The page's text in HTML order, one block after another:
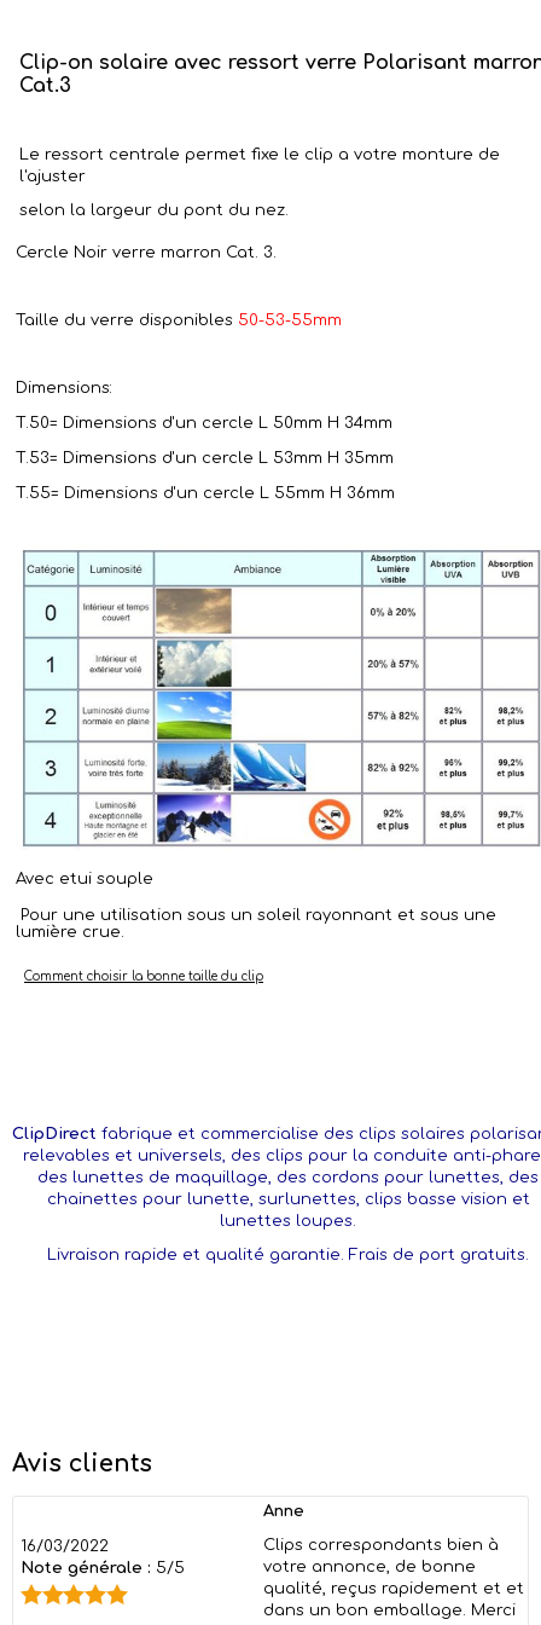
Clip-on solaire avec ressort verre Polarisant
Cat.3
Le ressort centrale permet fixe le clip a votre monture de
l'ajuster
selon la largeur du pont du nez.
Cercle Noir verre marron Cat. 3.
Taille du verre disponibles 50-53-55mm
Dimensions:
T.50= Dimensions d'un cercle L 50mm H 34mm
T.53= Dimensions d'un cercle L 53mm H 35mm
T.55= Dimensions d'un cercle L 55mm H 36mm
Avec etui souple
Pour une utilisation sous un soleil rayonnant et sous une
lumière crue.
Comment choisir la bonne taille du clip
ClipDirect fabrique et commercialise des clips solaires
relevables et universels, des clips pour la conduite anti-
des lunettes de maquillage, des cordons pour lunettes, des
chainettes pour lunette, surlunettes, clips basse vision et
lunettes loupes.
Livraison rapide et qualité garantie. Frais de port gratuits.
Avis clients
16/03/2022
Note générale : 5/5
Anne
Clips correspondants bien à
votre annonce, de bonne
qualité, reçus rapidement et et
dans un bon emballage. Merci